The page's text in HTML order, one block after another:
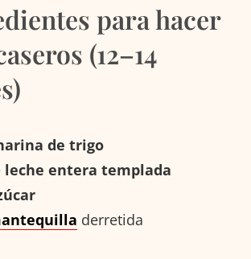
para hacer
(12–14
de trigo
leche entera templada
derretida